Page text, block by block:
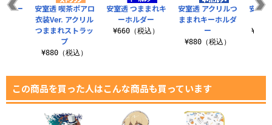
安室透 つままれキ
ーホルダー
¥660（税込）
安室透 アクリルつ
ままれキーホルダ
ー
¥880（税込）
安室
ラー
安室透 喫茶ポアロ
衣装Ver. アクリル
つままれストラッ
プ
¥880（税込）
この商品を買った人はこんな商品も買っています